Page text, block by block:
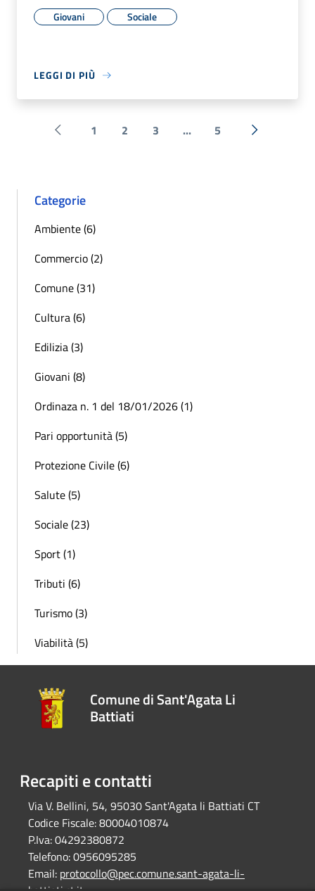
Giovani Sociale
LEGGI DI PIÙ
Pagina precedente
1 2 3 ... 5 Successiva
Categorie
Ambiente (6)
Commercio (2)
Comune (31)
Cultura (6)
Edilizia (3)
Giovani (8)
Ordinaza n. 1 del 18/01/2026 (1)
Pari opportunità (5)
Protezione Civile (6)
Salute (5)
Sociale (23)
Sport (1)
Tributi (6)
Turismo (3)
Viabilità (5)
Comune di Sant'Agata Li
Battiati
Recapiti e contatti
Via V. Bellini, 54, 95030 Sant'Agata li Battiati CT
Codice Fiscale:80004010874
P.Iva:04292380872
Telefono:0956095285
Email: protocollo@pec.comune.sant-agata-li-